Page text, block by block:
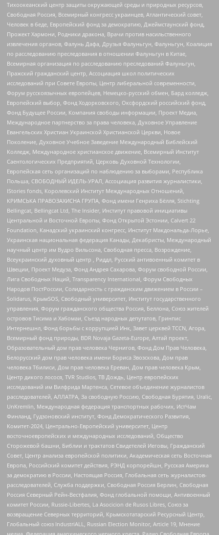
Тихоокеанский центр защиты окружающей среды и природных ресурсов,
Свободная Россия, Всемирный конгресс украинцев, Атлантический совет,
Человек в беде, Европейский фонд за демократию, Джеймстаунский фонд,
Прожект Хармони, Родники дракона, Врачи против насильственного
извлечения органов, Фалунь Дафа, Друзья Фалуньгун, Фалуньгун, Коалиция
по расследованию преследования в отношении Фалуньгун в Китае,
Всемирная организация по расследованию преследований Фалуньгун,
Пражский гражданский центр, Ассоциация школ политических
исследований при Совете Европы, Центр либеральной современности,
Форум русскоязычных европейцев, Немецко-русский обмен, Бард колледж,
Европейский выбор, Фонд Ходорковского, Оксфордский российский фонд,
Фонд Будущее России, Компания свободы информации, Проект Медиа,
Международное партнерство за права человека, Духовное Управление
Евангельских Христиан Украинской Христианской Церкви, Новое
Поколение, Духовное Учебное Заведение Международный Библейский
Колледж, Международное христианское движение, Всемирный Институт
Саентологических Предприятий, Церковь Духовной Технологии,
Европейская сеть организаций по наблюдению за выборами, Республика
Польша, СВОБОДНЫЙ ИДЕЛЬ-УРАЛ, Ассоциация развития журналистики,
IStories fonds, Королевский Институт Международных Отношений,
КРИМСЬКА ПРАВОЗАХИСНА ГРУПА, Фонд имени Генриха Бёлля, Stichting
Bellingcat, Bellingcat Ltd, The Insider, Институт правовой инициативы
Центральной и Восточной Европы, Фонд Открытой Эстонии, Calvert 22
Foundation, Канадский украинский конгресс, Институт Макдональда-Лорье,
Украинская национальная федерация Канады, Декабристы, Международный
научный центр им Вудро Вильсона, Свободная пресса, Возрождение,
Всеукраинский духовный центр , Риддл, Русский антивоенный комитет в
Швеции, Проект Медуза, Фонд Андрея Сахарова, Форум свободной России,
Лига Свободных Наций, Transparеncy International, Форум Свободных
Народов ПостРоссии, Солидарность с гражданским движением в России –
Solidarus, КрымSOS, Свободный университет, Институт государственного
управления, Форум гражданского общества Россия, Беллона, Союз жителей
островов Тисима и Хабомаи, Съезд народных депутатов, Гринпис
Интернешнл, Фонд борьбы с коррупцией Инк, Завет церквей TCCN, Агора,
Всемирный фонд природы, BDR Novaja Gazeta-Europe, Алтай проект,
Образовательный дом прав человека Чернигов, Фонд Дом Прав Человека,
Белорусский дом прав человека имени Бориса Звозскова, Дом прав
человека Тбилиси, Дом прав человека Ереван, Дом прав человека Крым,
Центр дикого лосося, TVR Studios, ТВ Дождь, Центр европейских
исследований им Вилфрида Мартенса, Сетевое объединение журналистов
расследователей, АЛЛАТРА, За свободную Россию, Свободная Бурятия, Uralic,
UnKremlin, Международная федерация транспортных рабочих, ИстЧам
Финланд, Гудзоновский институт, Фонд Демократического Развития,
Комитет-2024, Центрально-Европейский университет, Центр
восточноевропейских и международных исследований, Общество
Сторожевой башни, Библии и трактатов Свидетелей Иеговы, Гражданский
Совет, Центр анализа европейской политики, Академическая сеть Восточная
Европа, Российский комитет действия, РЭНД корпорейшн, Русская Америка
за демократию в России, Настоящая Россия, Глобальная сеть журналистов-
расследователей, Служба поддержки, Свободная Россия Берлин, Свободная
Россия Северный Рейн-Вестфалия, Фонд глобальной помощи, Антивоенный
комитет России, Russie-Libertes, La Asocicion de Rusos Libres, Союз за
возвращение Северных территорий, Крымскотатарский Ресурсный Центр,
Глобальный союз IndustriALL, Russian Election Monitor, Article 19, Мнение